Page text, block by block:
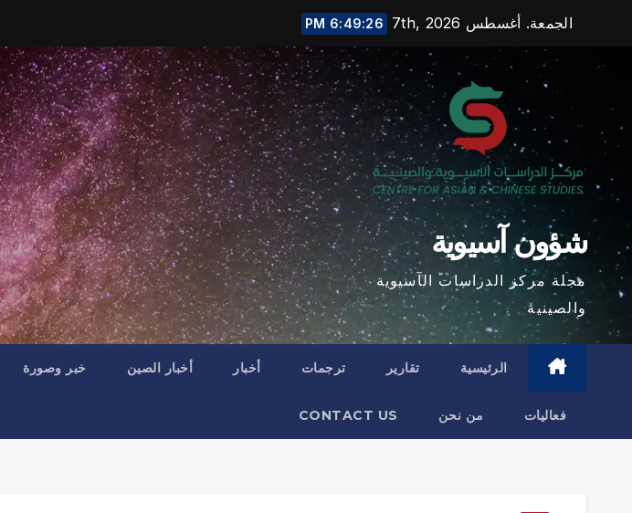
content
الجمعة. أغسطس 7th, 2026 6:49:28 PM
شؤون آسيوية
مجلة مركز الدراسات الآسيوية
والصينية
الرئيسية تقارير ترجمات أخبار أخبار الصين خبر وصورة
فعاليات من نحن CONTACT US